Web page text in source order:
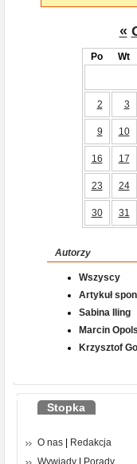
«
Po Wt
2 3
9 10
16 17
23 24
30 31
Autorzy
Wszyscy
Artykuł
Sabina Iling
Marcin
Krzysztof
Stopka
O nas
Redakcja
Wywiady
Porady